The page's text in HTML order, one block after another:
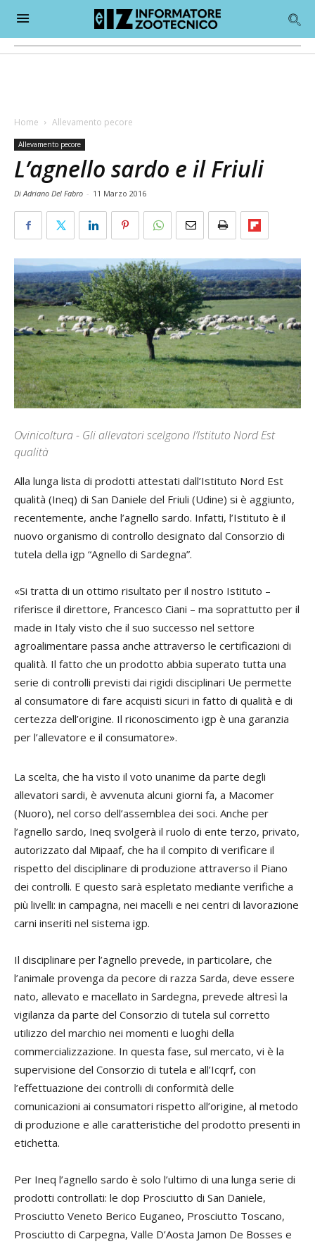
Home Allevamento pecore
Allevamento pecore
L’agnello sardo e il Friuli
Di Adriano Del Fabro - 11 Marzo 2016
Ovinicoltura - Gli allevatori scelgono l’Istituto Nord Est
qualità
Alla lunga lista di prodotti attestati dall’Istituto Nord Est
qualità (Ineq) di San Daniele del Friuli (Udine) si è aggiunto,
recentemente, anche l’agnello sardo. Infatti, l’Istituto è il
nuovo organismo di controllo designato dal Consorzio di
tutela della igp “Agnello di Sardegna”.
«Si tratta di un ottimo risultato per il nostro Istituto –
riferisce il direttore, Francesco Ciani – ma soprattutto per il
made in Italy visto che il suo successo nel settore
agroalimentare passa anche attraverso le certificazioni di
qualità. Il fatto che un prodotto abbia superato tutta una
serie di controlli previsti dai rigidi disciplinari Ue permette
al consumatore di fare acquisti sicuri in fatto di qualità e di
certezza dell’origine. Il riconoscimento igp è una garanzia
per l’allevatore e il consumatore».
La scelta, che ha visto il voto unanime da parte degli
allevatori sardi, è avvenuta alcuni giorni fa, a Macomer
(Nuoro), nel corso dell’assemblea dei soci. Anche per
l’agnello sardo, Ineq svolgerà il ruolo di ente terzo, privato,
autorizzato dal Mipaaf, che ha il compito di verificare il
rispetto del disciplinare di produzione attraverso il Piano
dei controlli. E questo sarà espletato mediante verifiche a
più livelli: in campagna, nei macelli e nei centri di lavorazione
carni inseriti nel sistema igp.
Il disciplinare per l’agnello prevede, in particolare, che
l’animale provenga da pecore di razza Sarda, deve essere
nato, allevato e macellato in Sardegna, prevede altresì la
vigilanza da parte del Consorzio di tutela sul corretto
utilizzo del marchio nei momenti e luoghi della
commercializzazione. In questa fase, sul mercato, vi è la
supervisione del Consorzio di tutela e all’Icqrf, con
l’effettuazione dei controlli di conformità delle
comunicazioni ai consumatori rispetto all’origine, al metodo
di produzione e alle caratteristiche del prodotto presenti in
etichetta.
Per Ineq l’agnello sardo è solo l’ultimo di una lunga serie di
prodotti controllati: le dop Prosciutto di San Daniele,
Prosciutto Veneto Berico Euganeo, Prosciutto Toscano,
Prosciutto di Carpegna, Valle D’Aosta Jamon De Bosses e